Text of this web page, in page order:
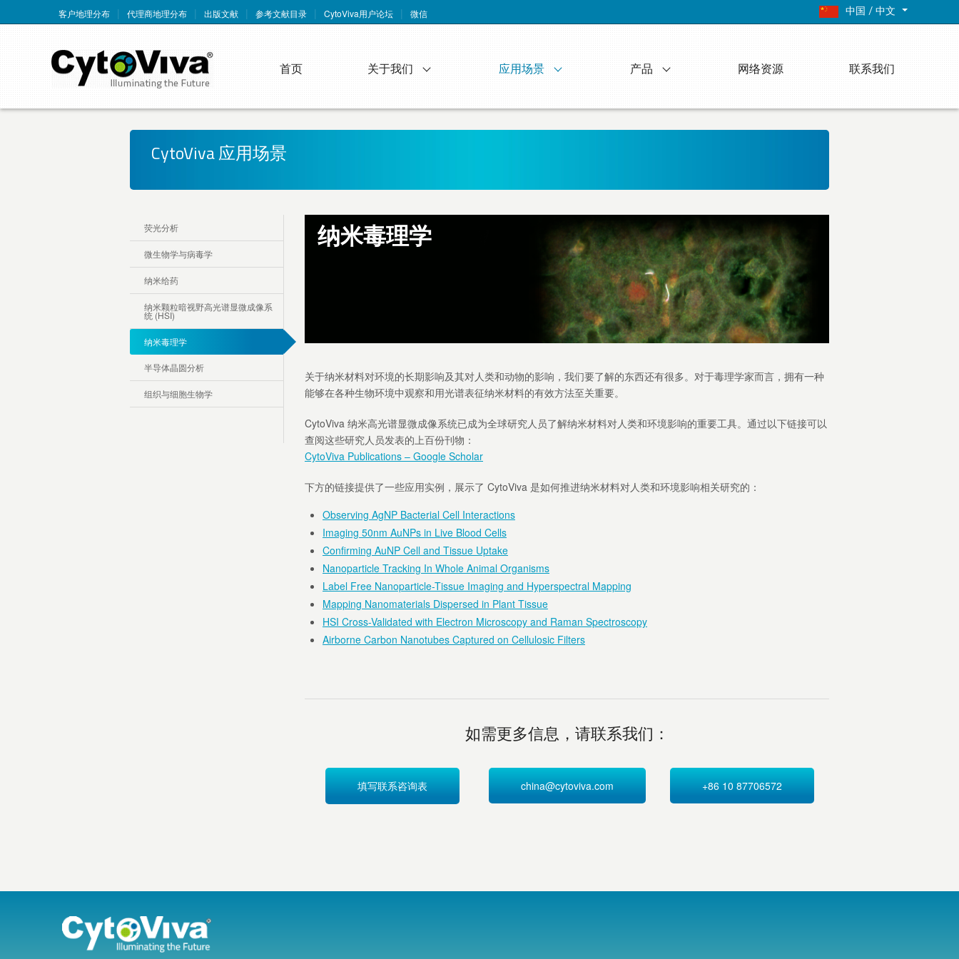
中国 / 中文
客户地理分布 代理商地理分布 出版文献 参考文献目录 CytoViva用户论坛 微信
首页 关于我们 应用场景 产品 网络资源 联系我们
CytoViva 应用场景
荧光分析
微生物学与病毒学
纳米给药
纳米颗粒暗视野高光谱显微成像系
统 (HSI)
纳米毒理学
半导体晶圆分析
组织与细胞生物学
纳米毒理学
关于纳米材料对环境的长期影响及其对人类和动物的影响，我们要了解的东西还有很多。对于毒理学家而言，拥有一种
能够在各种生物环境中观察和用光谱表征纳米材料的有效方法至关重要。
CytoViva 纳米高光谱显微成像系统已成为全球研究人员了解纳米材料对人类和环境影响的重要工具。通过以下链接可以
查阅这些研究人员发表的上百份刊物：
CytoViva Publications – Google Scholar
下方的链接提供了一些应用实例，展示了 CytoViva 是如何推进纳米材料对人类和环境影响相关研究的：
Observing AgNP Bacterial Cell Interactions
Imaging 50nm AuNPs in Live Blood Cells
Confirming AuNP Cell and Tissue Uptake
Nanoparticle Tracking In Whole Animal Organisms
Label Free Nanoparticle-Tissue Imaging and Hyperspectral Mapping
Mapping Nanomaterials Dispersed in Plant Tissue
HSI Cross-Validated with Electron Microscopy and Raman Spectroscopy
Airborne Carbon Nanotubes Captured on Cellulosic Filters
如需更多信息，请联系我们：
填写联系咨询表 china@cytoviva.com +86 10 87706572